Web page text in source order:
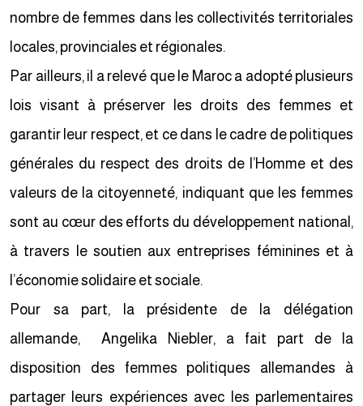
nombre de femmes dans les collectivités territoriales
locales, provinciales et régionales.
Par ailleurs, il a relevé que le Maroc a adopté plusieurs
lois visant à préserver les droits des femmes et
garantir leur respect, et ce dans le cadre de politiques
générales du respect des droits de l’Homme et des
valeurs de la citoyenneté, indiquant que les femmes
sont au cœur des efforts du développement national,
à travers le soutien aux entreprises féminines et à
l’économie solidaire et sociale.
Pour sa part, la présidente de la délégation
allemande, Angelika Niebler, a fait part de la
disposition des femmes politiques allemandes à
partager leurs expériences avec les parlementaires